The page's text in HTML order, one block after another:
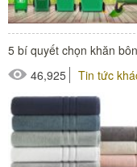
5 bí quyết chọn khăn
46,925
Tin tức